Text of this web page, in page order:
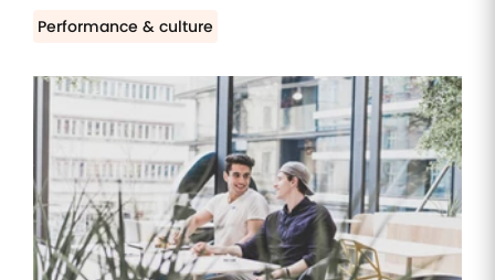
Performance & culture